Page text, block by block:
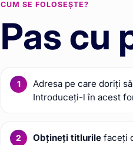
CUM SE FOLOSEȘTE?
Pas cu
Adresa pe care doriți
Introduceți-l în acest
Obțineți titlurile faceți